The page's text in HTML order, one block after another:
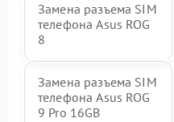
Замена разъема SIM
телефона Asus ROG
8
Замена разъема SIM
телефона Asus ROG
9 Pro 16GB